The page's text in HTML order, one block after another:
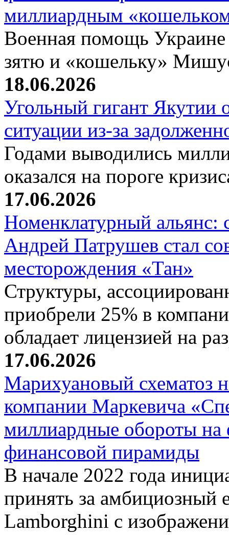
миллиардным
Военная помощь
зятю и «кошельку»
18.06.2026
Угольный гигант Якутии
ситуации из-за
Годами выводились
оказался на пороге
17.06.2026
Номенклатурный альянс:
Андрей Патрушев стал
месторождения «Тан»
Структуры,
приобрели 25% в
обладает лицензией на
17.06.2026
Марихуановый схематоз
компании Маркевича
миллиардные обороты
финансовой пирамиды
В начале 2022 года
принять за амбициозный
Lamborghini с